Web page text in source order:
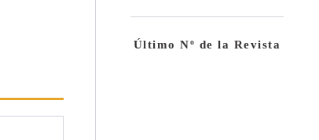
Último Nº de la Revista